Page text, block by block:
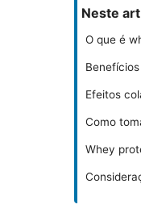
Neste
O que é
Efeitos
Como
Whey